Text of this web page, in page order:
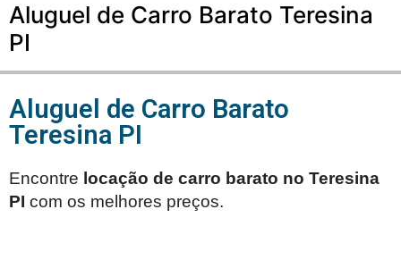
Aluguel de Carro Barato Teresina
PI
Aluguel de Carro Barato
Teresina PI
Encontre locação de carro barato no Teresina
PI com os melhores preços.